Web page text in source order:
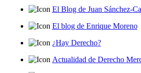
El Blog de Juan Sánchez-
El blog de Enrique Moreno
¿Hay Derecho?
Actualidad de Derecho